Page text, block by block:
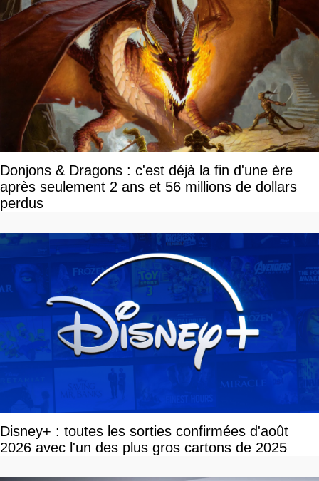
Donjons & Dragons : c'est déjà la fin d'une ère
après seulement 2 ans et 56 millions de dollars
perdus
Disney+ : toutes les sorties confirmées d'août
2026 avec l'un des plus gros cartons de 2025